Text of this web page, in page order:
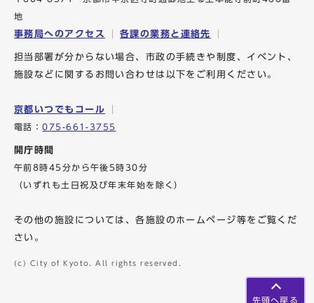
先頭へ戻る
地
事務局へのアクセス 各課の業務と連絡先
担当部署が分からない場合、市政の手続きや制度、イベント、
施設などに関するお問い合わせは以下をご利用ください。
京都いつでもコール
電話：075-661-3755
開庁時間
午前8時45分から午後5時30分
（いずれも土日祝及び年末年始を除く）
その他の施設については、各施設のホームページ等をご覧くだ
さい。
(c) City of Kyoto. All rights reserved.